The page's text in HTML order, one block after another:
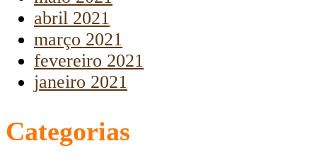
abril 2021
março 2021
fevereiro 2021
janeiro 2021
Categorias